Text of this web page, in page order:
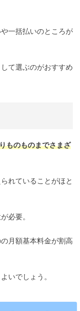
一括払いのところが
て選ぶのがおすすめ
ものものまでさまざ
れていることがほと
必要。
月額基本料金が割高
いでしょう。